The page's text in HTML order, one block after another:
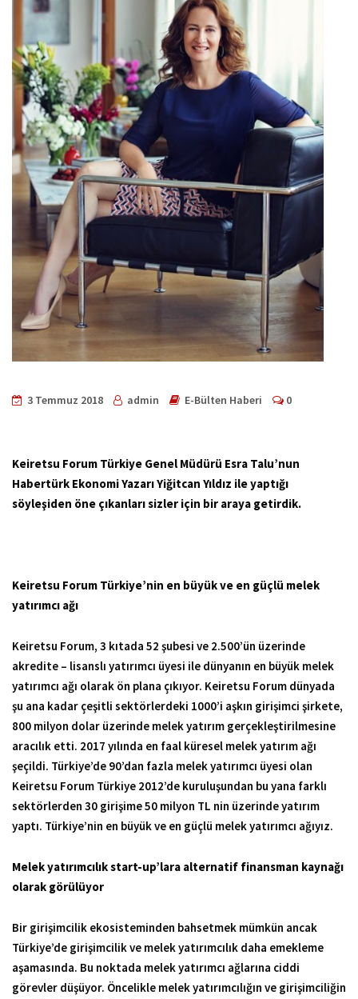
3 Temmuz 2018 admin E-Bülten Haberi 0
Keiretsu Forum Türkiye Genel Müdürü Esra Talu’nun
Habertürk Ekonomi Yazarı Yiğitcan Yıldız ile yaptığı
söyleşiden öne çıkanları sizler için bir araya getirdik.
Keiretsu Forum Türkiye’nin en büyük ve en güçlü melek
yatırımcı ağı
Keiretsu Forum, 3 kıtada 52 şubesi ve 2.500’ün üzerinde
akredite – lisanslı yatırımcı üyesi ile dünyanın en büyük melek
yatırımcı ağı olarak ön plana çıkıyor. Keiretsu Forum dünyada
şu ana kadar çeşitli sektörlerdeki 1000’i aşkın girişimci şirkete,
800 milyon dolar üzerinde melek yatırım gerçekleştirilmesine
aracılık etti. 2017 yılında en faal küresel melek yatırım ağı
şeçildi. Türkiye’de 90’dan fazla melek yatırımcı üyesi olan
Keiretsu Forum Türkiye 2012’de kuruluşundan bu yana farklı
sektörlerden 30 girişime 50 milyon TL nin üzerinde yatırım
yaptı. Türkiye’nin en büyük ve en güçlü melek yatırımcı ağıyız.
Melek yatırımcılık start-up’lara alternatif finansman kaynağı
olarak görülüyor
Bir girişimcilik ekosisteminden bahsetmek mümkün ancak
Türkiye’de girişimcilik ve melek yatırımcılık daha emekleme
aşamasında. Bu noktada melek yatırımcı ağlarına ciddi
görevler düşüyor. Öncelikle melek yatırımcılığın ve girişimciliğin